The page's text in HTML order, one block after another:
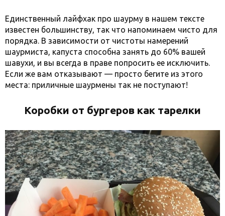
Единственный лайфхак про шаурму в нашем тексте
известен большинству, так что напоминаем чисто для
порядка. В зависимости от чистоты намерений
шаурмиста, капуста способна занять до 60% вашей
шавухи, и вы всегда в праве попросить ее исключить.
Если же вам отказывают — просто бегите из этого
места: приличные шаурмены так не поступают!
Коробки от бургеров как тарелки